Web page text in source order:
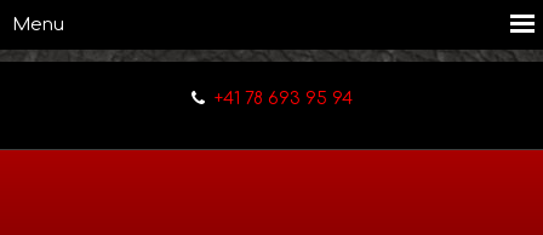
+41 78 693 95 94